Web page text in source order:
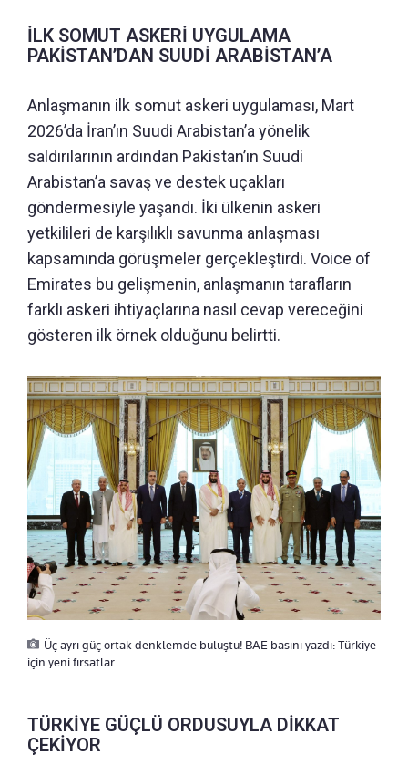
İLK SOMUT ASKERİ UYGULAMA
PAKİSTAN’DAN SUUDİ ARABİSTAN’A
Anlaşmanın ilk somut askeri uygulaması, Mart
2026’da İran’ın Suudi Arabistan’a yönelik
saldırılarının ardından Pakistan’ın Suudi
Arabistan’a savaş ve destek uçakları
göndermesiyle yaşandı. İki ülkenin askeri
yetkilileri de karşılıklı savunma anlaşması
kapsamında görüşmeler gerçekleştirdi. Voice of
Emirates bu gelişmenin, anlaşmanın tarafların
farklı askeri ihtiyaçlarına nasıl cevap vereceğini
gösteren ilk örnek olduğunu belirtti.
Üç ayrı güç ortak denklemde buluştu! BAE basını yazdı: Türkiye
için yeni fırsatlar
TÜRKİYE GÜÇLÜ ORDUSUYLA DİKKAT
ÇEKİYOR